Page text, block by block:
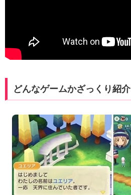
どんなゲームかざっくり紹介